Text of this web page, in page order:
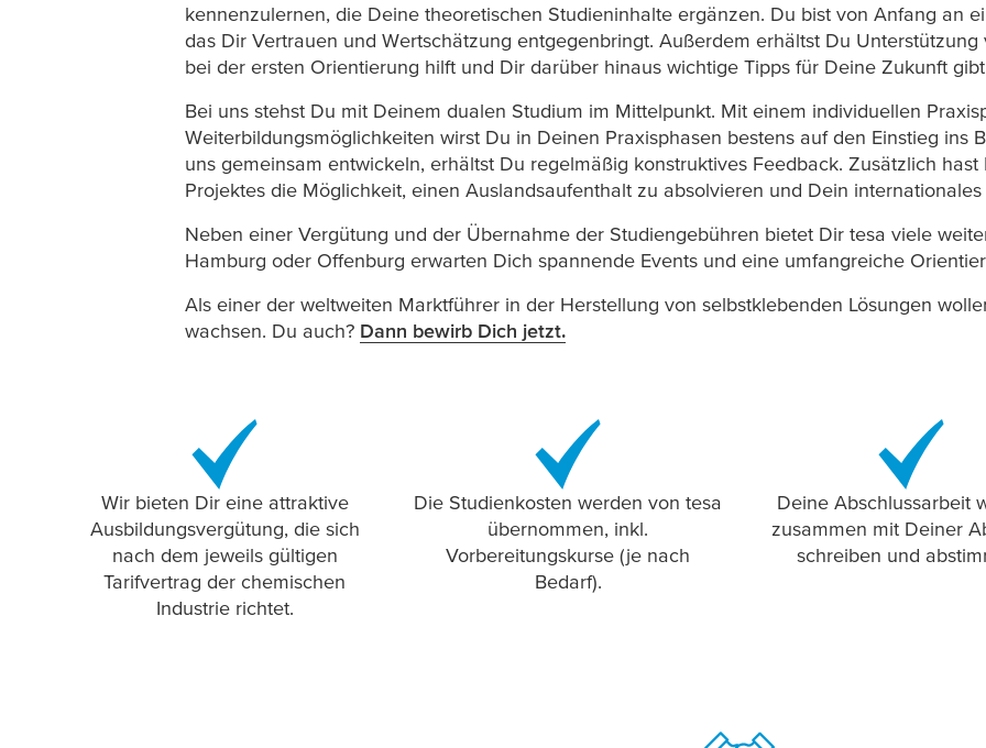
kennenzulernen, die Deine theoretischen Studieninhalte ergänzen. Du bist von Anfang an
das Dir Vertrauen und Wertschätzung entgegenbringt. Außerdem erhältst Du
bei der ersten Orientierung hilft und Dir darüber hinaus wichtige Tipps für Deine Zukunft
Bei uns stehst Du mit Deinem dualen Studium im Mittelpunkt. Mit einem individuellen
Weiterbildungsmöglichkeiten wirst Du in Deinen Praxisphasen bestens auf den Einstieg ins
uns gemeinsam entwickeln, erhältst Du regelmäßig konstruktives Feedback. Zusätzlich
Projektes die Möglichkeit, einen Auslandsaufenthalt zu absolvieren und Dein
Neben einer Vergütung und der Übernahme der Studiengebühren bietet Dir tesa viele
Hamburg oder Offenburg erwarten Dich spannende Events und eine umfangreiche
Als einer der weltweiten Marktführer in der Herstellung von selbstklebenden Lösungen
wachsen. Du auch? Dann bewirb Dich jetzt.
Wir bieten Dir eine attraktive
Ausbildungsvergütung, die sich
nach dem jeweils gültigen
Tarifvertrag der chemischen
Industrie richtet.
Die Studienkosten werden von tesa
übernommen, inkl.
Vorbereitungskurse (je nach
Bedarf).
Deine Abschlussarbeit
zusammen mit Deiner
schreiben und